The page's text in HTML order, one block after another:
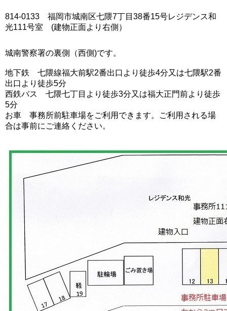
814-0133 福岡市城南区七隈7丁目38番15号レジデンス和
光111号室 (建物正面より右側）
城南警察署の裏側（西側)です。
地下鉄 七隈線福大前駅2番出口より徒歩4分又は七隈駅2番
出口より徒歩5分
西鉄バス 七隈七丁目より徒歩3分又は福大正門前より徒歩
5分
お車 事務所前駐車場をご利用できます。ご利用される場
合は事前にご連絡ください。